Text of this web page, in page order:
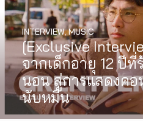
[Exclusive
จากเด็กอายุ 12 ปีที่
นอน สู่การแสดงค
นับหมื่น
INTERVIEW,MUSIC
I Wish You All the
วัยรุ่นนอนไบนารี่ กั
เลือกได้เอง ผลงา
ภาพยนตร์เรื่องแรกข
WATCH,LGBTQIAN+